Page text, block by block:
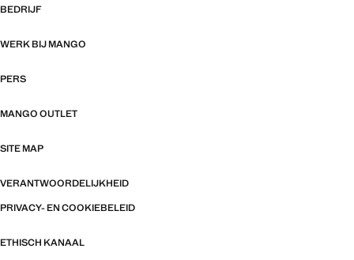
BEDRIJF
WERK BIJ MANGO
PERS
MANGO OUTLET
SITE MAP
VERANTWOORDELIJKHEID
PRIVACY- EN COOKIEBELEID
ETHISCH KANAAL